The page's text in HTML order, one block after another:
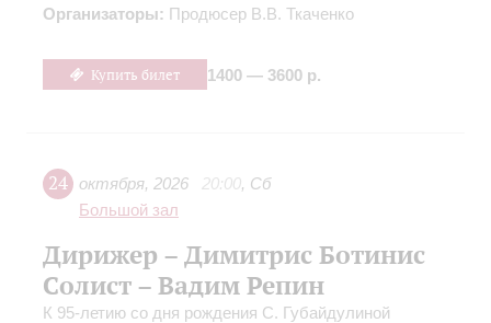
Организаторы: Продюсер В.В. Ткаченко
Купить билет 1400 — 3600 р.
24 октября, 2026 20:00, Сб
Большой зал
Дирижер – Димитрис Ботинис
Солист – Вадим Репин
К 95-летию со дня рождения С. Губайдулиной